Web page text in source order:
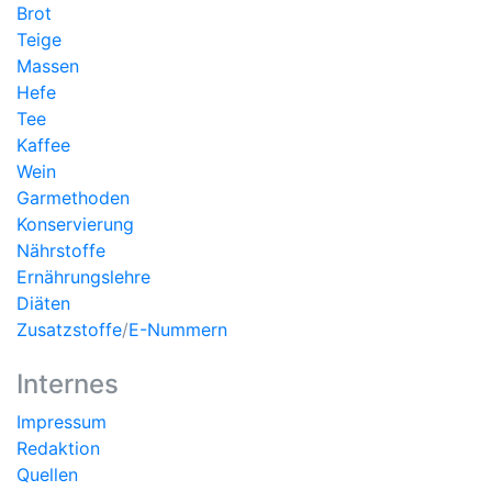
Brot
Teige
Massen
Hefe
Tee
Kaffee
Wein
Garmethoden
Konservierung
Nährstoffe
Ernährungslehre
Diäten
Zusatzstoffe/E-Nummern
Internes
Impressum
Redaktion
Quellen